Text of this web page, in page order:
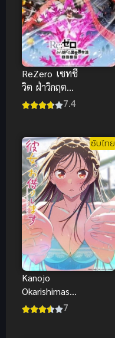
ReZero เซทชี
วิต ฝ่าวิกฤต
ต่างโลก เดอะ
7.4
ซับไทย
Kanojo
Okarishimasu
Season 5 สะ
7